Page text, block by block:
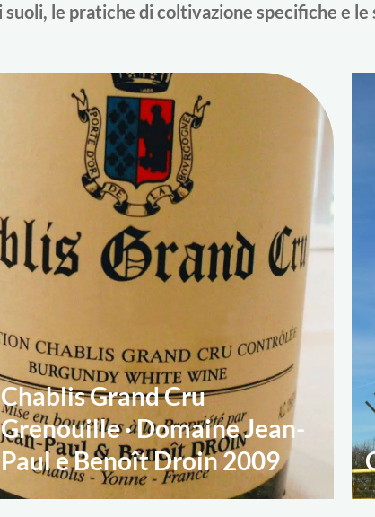
le pratiche di coltivazione specifiche e
Chablis Grand Cru
Grenouille · Domaine Jean-
Paul e Benoît Droin 2009